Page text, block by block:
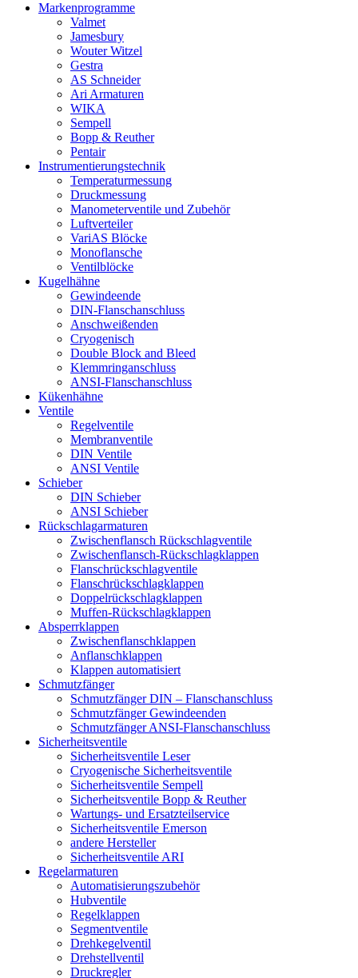
Markenprogramme
Valmet
Jamesbury
Wouter Witzel
Gestra
AS Schneider
Ari Armaturen
WIKA
Sempell
Bopp & Reuther
Pentair
Instrumentierungs­technik
Temperaturmessung
Druckmessung
Manometerventile und Zubehör
Luftverteiler
VariAS Blöcke
Monoflansche
Ventilblöcke
Kugelhähne
Gewindeende
DIN-Flanschanschluss
Anschweißenden
Cryogenisch
Double Block and Bleed
Klemmringanschluss
ANSI-Flanschanschluss
Kükenhähne
Ventile
Regelventile
Membranventile
DIN Ventile
ANSI Ventile
Schieber
DIN Schieber
ANSI Schieber
Rückschlag­armaturen
Zwischenflansch Rückschlagventile
Zwischenflansch-Rückschlagklappen
Flanschrückschlagventile
Flanschrückschlagklappen
Doppelrückschlagklappen
Muffen-Rückschlagklappen
Absperrklappen
Zwischenflanschklappen
Anflanschklappen
Klappen automatisiert
Schmutzfänger
Schmutzfänger DIN – Flanschanschluss
Schmutzfänger Gewindeenden
Schmutzfänger ANSI-Flanschanschluss
Sicherheitsventile
Sicherheitsventile Leser
Cryogenische Sicherheitsventile
Sicherheitsventile Sempell
Sicherheitsventile Bopp & Reuther
Wartungs- und Ersatzteilservice
Sicherheitsventile Emerson
andere Hersteller
Sicherheitsventile ARI
Regelarmaturen
Automatisierungszubehör
Hubventile
Regelklappen
Segmentventile
Drehkegelventil
Drehstellventil
Druckregler